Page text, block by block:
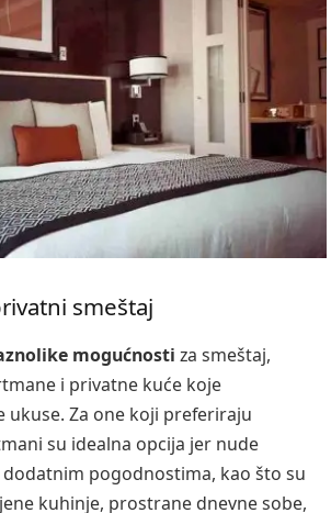
smeštaj
mogućnosti za smeštaj,
i privatne kuće koje
ukuse. Za one koji preferiraju
su idealna opcija jer nude
pogodnostima, kao što su
kuhinje, prostrane dnevne sobe,